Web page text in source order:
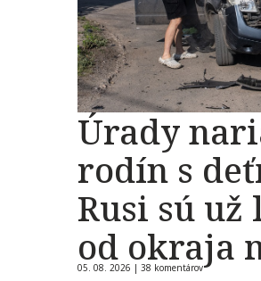
Úrady
rodín s
Rusi sú
od okraja
05. 08. 2026 | 38 komentárov